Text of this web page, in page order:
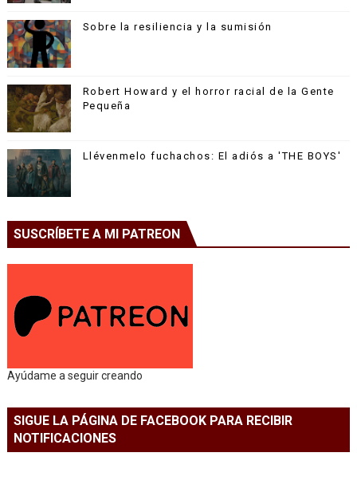
Sobre la resiliencia y la sumisión
Robert Howard y el horror racial de la Gente
Pequeña
Llévenmelo fuchachos: El adiós a 'THE BOYS'
SUSCRÍBETE A MI PATREON
Ayúdame a seguir creando
SIGUE LA PÁGINA DE FACEBOOK PARA RECIBIR
NOTIFICACIONES